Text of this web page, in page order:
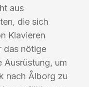
aus
die sich
Klavieren
das nötige
Ausrüstung, um
nach Ålborg zu